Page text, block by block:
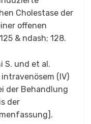
Cholestase der
offenen
& ndash; 128.
S. und et al.
(IV)
der Behandlung
der